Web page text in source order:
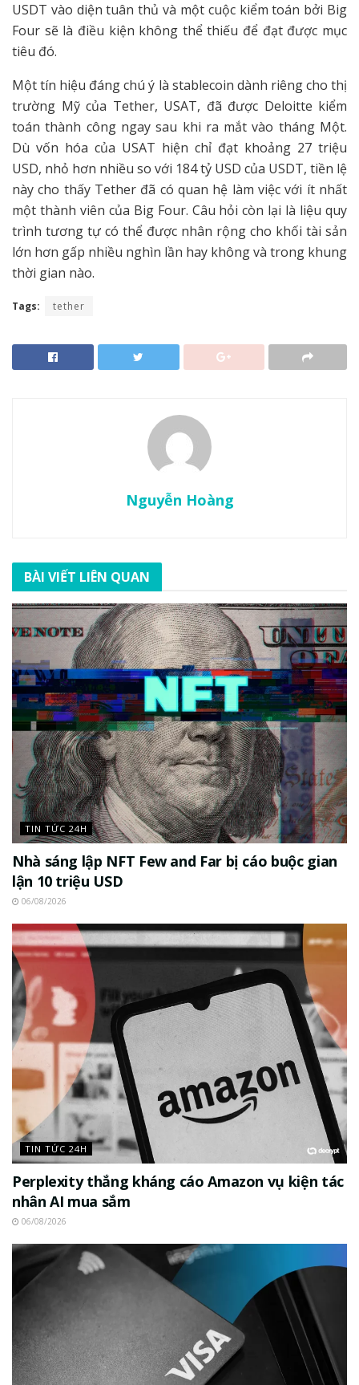
USDT vào diện tuân thủ và một cuộc kiểm toán bởi Big
Four sẽ là điều kiện không thể thiếu để đạt được mục
tiêu đó.
Một tín hiệu đáng chú ý là stablecoin dành riêng cho thị
trường Mỹ của Tether, USAT, đã được Deloitte kiểm
toán thành công ngay sau khi ra mắt vào tháng Một.
Dù vốn hóa của USAT hiện chỉ đạt khoảng 27 triệu
USD, nhỏ hơn nhiều so với 184 tỷ USD của USDT, tiền lệ
này cho thấy Tether đã có quan hệ làm việc với ít nhất
một thành viên của Big Four. Câu hỏi còn lại là liệu quy
trình tương tự có thể được nhân rộng cho khối tài sản
lớn hơn gấp nhiều nghìn lần hay không và trong khung
thời gian nào.
Tags: tether
Nguyễn Hoàng
BÀI VIẾT LIÊN QUAN
TIN TỨC 24H
Nhà sáng lập NFT Few and Far bị cáo buộc gian
lận 10 triệu USD
06/08/2026
TIN TỨC 24H
Perplexity thắng kháng cáo Amazon vụ kiện tác
nhân AI mua sắm
06/08/2026